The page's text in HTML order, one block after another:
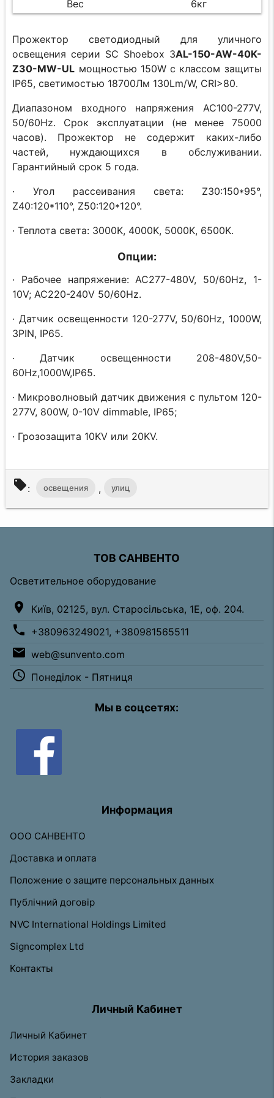
Вес 6кг
Прожектор светодиодный для уличного
освещения серии SC Shoebox 3AL-150-AW-40K-
Z30-MW-UL мощностью 150W с классом защиты
IP65, светимостью 18700Лм 130Lm/W, CRI>80.
Диапазоном входного напряжения AC100-277V,
50/60Hz. Срок эксплуатации (не менее 75000
часов). Прожектор не содержит каких-либо
частей, нуждающихся в обслуживании.
Гарантийный срок 5 года.
· Угол рассеивания света: Z30:150*95°,
Z40:120*110°, Z50:120*120°.
· Теплота света: 3000K, 4000K, 5000K, 6500K.
Опции:
· Рабочее напряжение: AC277-480V, 50/60Hz, 1-
10V; AC220-240V 50/60Hz.
· Датчик освещенности 120-277V, 50/60Hz, 1000W,
3PIN, IP65.
· Датчик освещенности 208-480V,50-
60Hz,1000W,IP65.
· Микроволновый датчик движения с пультом 120-
277V, 800W, 0-10V dimmable, IP65;
· Грозозащита 10KV или 20KV.
local_offer: освещения , улиц
ТОВ САНВЕНТО
Осветительное оборудование
location_on Київ, 02125, вул. Старосільська, 1Е, оф. 204.
phone +380963249021, +380981565511
email web@sunvento.com
access_time Понеділок - Пятниця
Мы в соцсетях:
Информация
ООО САНВЕНТО
Доставка и оплата
Положение о защите персональных данных
Публічний договір
NVC International Holdings Limited
Signcomplex Ltd
Контакты
Личный Кабинет
Личный Кабинет
История заказов
Закладки